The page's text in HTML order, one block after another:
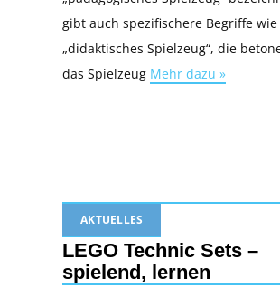
gibt auch spezifischere Begriffe wie
„didaktisches Spielzeug“, die
das Spielzeug Mehr dazu »
AKTUELLES
LEGO Technic Sets –
spielend, lernen